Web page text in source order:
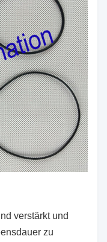
verstärkt und
zu